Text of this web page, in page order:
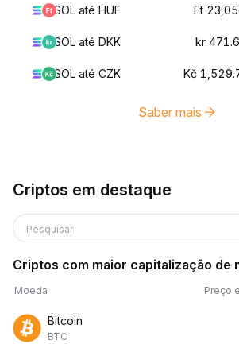
SOL até HUF Ft
SOL até DKK kr
SOL até CZK Kč
Saber mais
Criptos em destaque
Pesquisar
Criptos com maior capitalização de
Moeda Preço
Bitcoin
BTC